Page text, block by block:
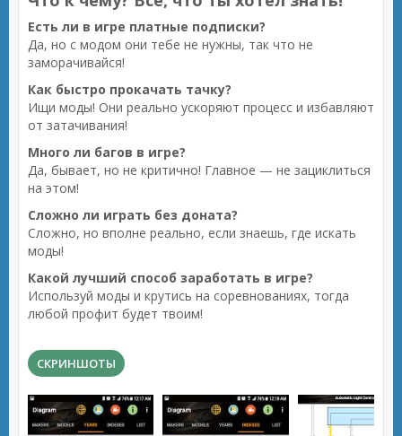
Есть ли в игре платные подписки?
Да, но с модом они тебе не нужны, так что не
заморачивайся!
Как быстро прокачать тачку?
Ищи моды! Они реально ускоряют процесс и избавляют
от затачивания!
Много ли багов в игре?
Да, бывает, но не критично! Главное — не зациклиться
на этом!
Сложно ли играть без доната?
Сложно, но вполне реально, если знаешь, где искать
моды!
Какой лучший способ заработать в игре?
Используй моды и крутись на соревнованиях, тогда
любой профит будет твоим!
СКРИНШОТЫ